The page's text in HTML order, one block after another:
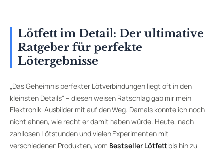
Lötfett im Detail: Der ultimative
Ratgeber für perfekte
Lötergebnisse
„Das Geheimnis perfekter Lötverbindungen liegt oft in den
kleinsten Details“ – diesen weisen Ratschlag gab mir mein
Elektronik-Ausbilder mit auf den Weg. Damals konnte ich noch
nicht ahnen, wie recht er damit haben würde. Heute, nach
zahllosen Lötstunden und vielen Experimenten mit
verschiedenen Produkten, vom Bestseller Lötfett bis hin zu